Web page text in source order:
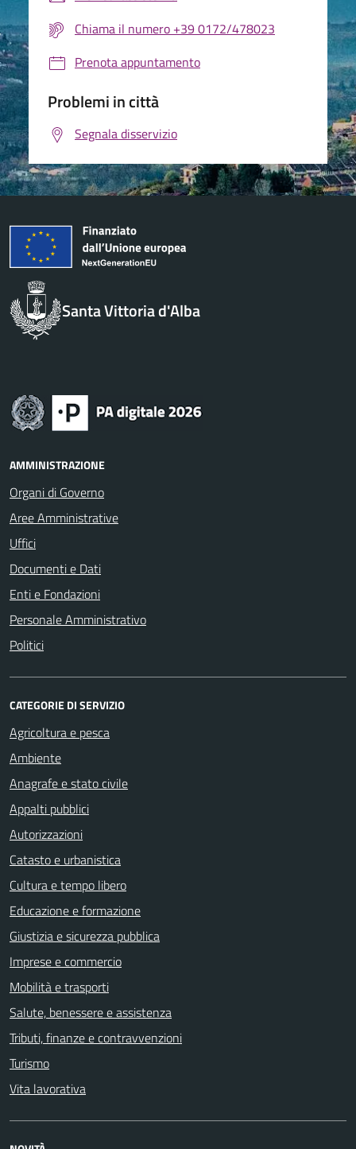
Chiama il numero +39 0172/478023
Prenota appuntamento
Problemi in città
Segnala disservizio
Santa Vittoria d'Alba
AMMINISTRAZIONE
Organi di Governo
Aree Amministrative
Uffici
Documenti e Dati
Enti e Fondazioni
Personale Amministrativo
Politici
CATEGORIE DI SERVIZIO
Agricoltura e pesca
Ambiente
Anagrafe e stato civile
Appalti pubblici
Autorizzazioni
Catasto e urbanistica
Cultura e tempo libero
Educazione e formazione
Giustizia e sicurezza pubblica
Imprese e commercio
Mobilità e trasporti
Salute, benessere e assistenza
Tributi, finanze e contravvenzioni
Turismo
Vita lavorativa